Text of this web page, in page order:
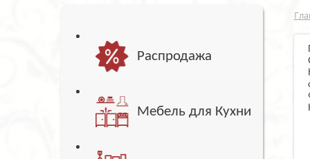
Распродажа
Мебель для Кухни